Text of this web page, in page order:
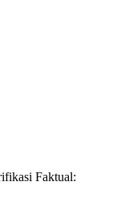
Faktual: